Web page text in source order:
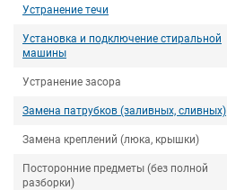
Устранение течи
Установка и подключение стиральной
машины
Устранение засора
Замена патрубков (заливных, сливных)
Замена креплений (люка, крышки)
Посторонние предметы (без полной
разборки)